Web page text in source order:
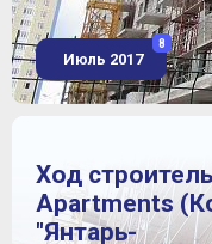
Июль 2017
8
Ход
Apartments
"Янтарь-